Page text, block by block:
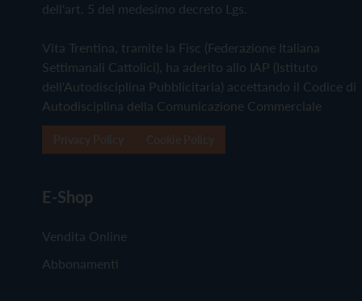
dell'art. 5 del medesimo decreto Lgs.
Vita Trentina, tramite la Fisc (Federazione Italiana
Settimanali Cattolici), ha aderito allo IAP (Istituto
dell'Autodisciplina Pubblicitaria) accettando il Codice di
Autodisciplina della Comunicazione Commerciale
E-Shop
Vendita Online
Abbonamenti